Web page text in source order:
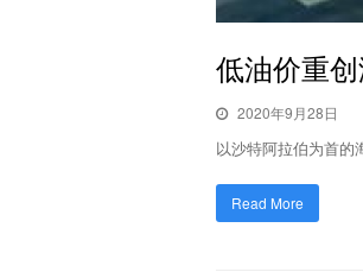
低油价重
2020年9月28日
以沙特阿拉伯为首
Read More